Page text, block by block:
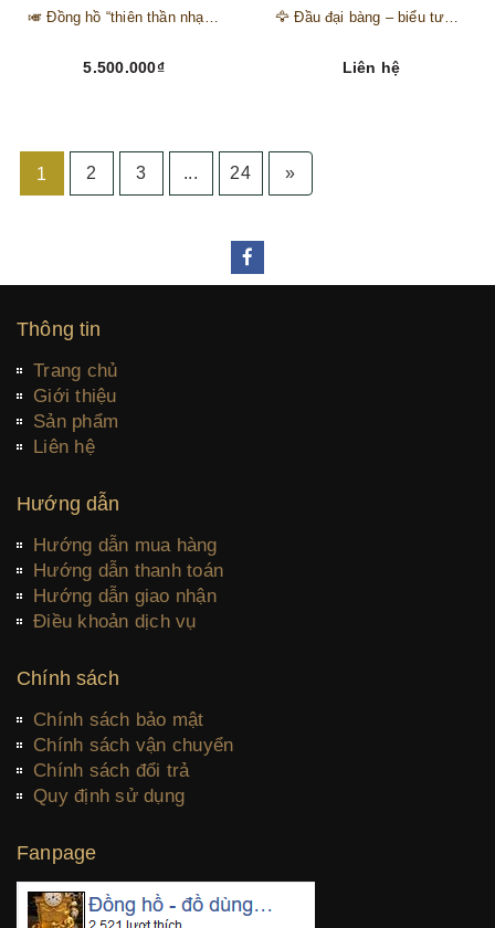
🎺 Đồng hồ “thiên thần nhạc hội” – tuyệt mỹ phẩm trang trí phong cách hoàng gia 🎼
5.500.000₫
🦅 Đầu đại bàng – biểu tượng của kẻ chinh phục trên đỉnh núi thành công 🦅
Liên hệ
1 2 3 ... 24 »
Thông tin
Trang chủ
Giới thiệu
Sản phẩm
Liên hệ
Hướng dẫn
Hướng dẫn mua hàng
Hướng dẫn thanh toán
Hướng dẫn giao nhận
Điều khoản dịch vụ
Chính sách
Chính sách bảo mật
Chính sách vận chuyển
Chính sách đổi trả
Quy định sử dụng
Fanpage